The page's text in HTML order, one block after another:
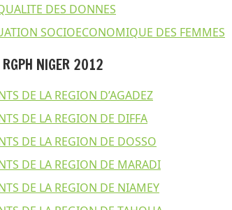
DES DONNES
SOCIOECONOMIQUE DES FEMMES
RGPH NIGER 2012
DE LA REGION D’AGADEZ
DE LA REGION DE DIFFA
DE LA REGION DE DOSSO
DE LA REGION DE MARADI
DE LA REGION DE NIAMEY